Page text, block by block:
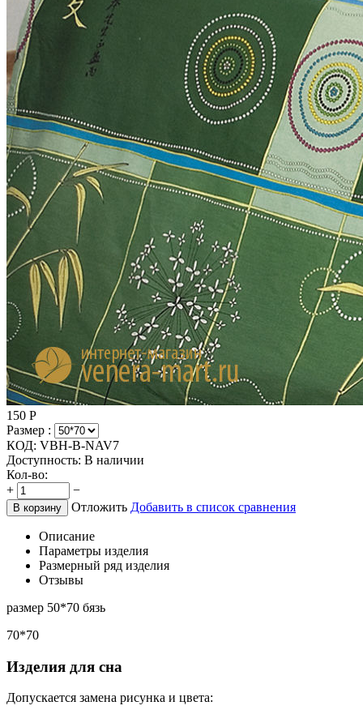
150 Р
Размер :
КОД: VBH-B-NAV7
Доступность: В наличии
Кол-во:
+
−
В корзину Отложить Добавить в список сравнения
Описание
Параметры изделия
Размерный ряд изделия
Отзывы
размер 50*70 бязь
70*70
Изделия для сна
Допускается замена рисунка и цвета: